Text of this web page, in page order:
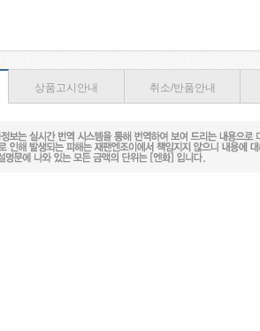
상품고시안내 취소/반품안내